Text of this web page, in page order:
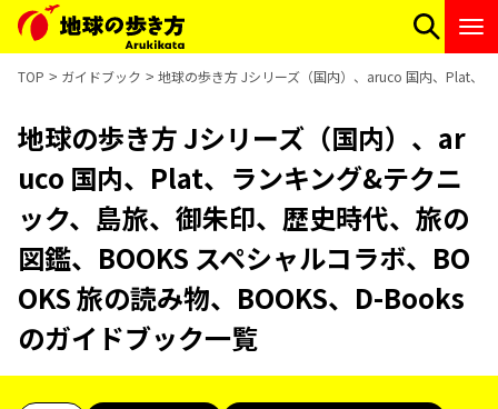
TOP ガイドブック 地球の歩き方 Jシリーズ（国内）、aruco 国内、Plat、
地球の歩き方 Jシリーズ（国内）、ar
uco 国内、Plat、ランキング&テクニ
ック、島旅、御朱印、歴史時代、旅の
図鑑、BOOKS スペシャルコラボ、BO
OKS 旅の読み物、BOOKS、D-Books
のガイドブック一覧